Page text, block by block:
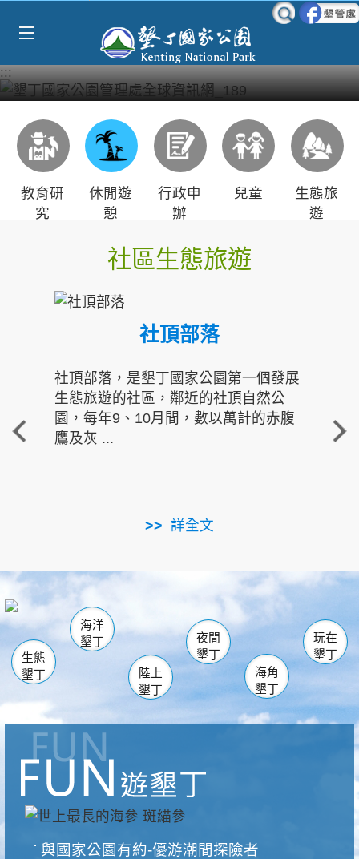
:::
教育研
究
休閒遊
憩
行政申
辦
兒童
生態旅
遊
社區生態旅遊
社頂部落
社頂部落，是墾丁國家公園第一個發展
生態旅遊的社區，鄰近的社頂自然公
園，每年9、10月間，數以萬計的赤腹
鷹及灰 ...
詳全文
重
走進
南仁湖
海生館
恆春 佳樂水
龍鑾潭自然中心 森林遊樂區
瓊麻館
關山 墾管處遊客中心
社頂公園 風吹沙
船帆石
白砂 龍磐公園
香蕉灣
砂島
鵝鑾鼻
生態
墾丁
海洋
墾丁
陸上
墾丁
夜間
墾丁
海角
墾丁
玩在
墾丁
與國家公園有約-優游潮間探險者